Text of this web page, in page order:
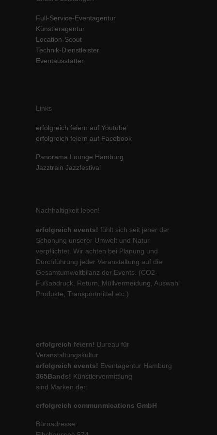
Full-Service-Eventagentur
Künstleragentur
Location-Scout
Technik-Dienstleister
Eventausstatter
Links
erfolgreich feiern auf Youtube
erfolgreich feiern auf Facebook
Panorama Lounge Hamburg
Jazztrain Jazzfestival
Nachhaltigkeit leben!
erfolgreich events! fühlt sich seit jeher der
Schonung unserer Umwelt und Natur
verpflichtet. Wir achten bei Planung und
Durchführung jeder Veranstaltung auf die
Gesamtumweltbilanz der Events. (CO2-
Fußabdruck, Return, Müllvermeidung, Auswahl
Produkte, Transportmittel etc.)
erfolgreich feiern! Bureau für
Veranstaltungskultur
erfolgreich events! Eventagentur Hamburg
365Bands! Künstlervermittlung
sind Marken der:
erfolgreich communmications GmbH
Büroadresse:
standardmäßig blockiert. Wenn Cookies von externen Medien akzeptiert
werden, bedarf der Zugriff auf diese Inhalte keiner manuellen Einwilligung
Cookie-Informationen anzeigen
powered by Borlabs Cookie